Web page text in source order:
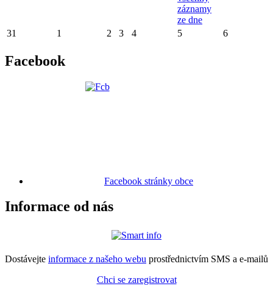
záznamy
ze dne
31 1 2 3 4 5 6
Facebook
Facebook stránky obce
Informace od nás
Dostávejte informace z našeho webu prostřednictvím SMS a e-mailů
Chci se zaregistrovat